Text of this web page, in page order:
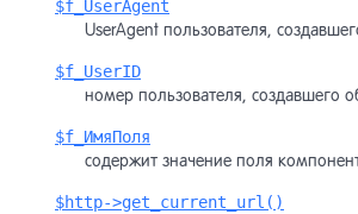
$f_UserAgent
UserAgent пользователя,
$f_UserID
номер пользователя, создавшего
$f_ИмяПоля
содержит значение поля
$http->get_current_url()